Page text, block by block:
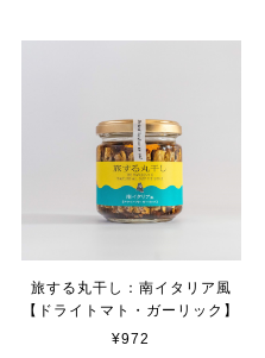
旅する丸干し：南イタリア風
【ドライトマト・ガーリック】
¥972